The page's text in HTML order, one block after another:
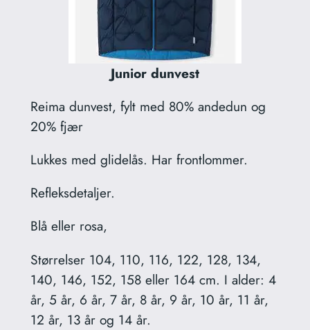
Junior dunvest
Reima dunvest, fylt med 80% andedun og
20% fjær
Lukkes med glidelås. Har frontlommer.
Refleksdetaljer.
Blå eller rosa,
Størrelser 104, 110, 116, 122, 128, 134,
140, 146, 152, 158 eller 164 cm. I alder: 4
år, 5 år, 6 år, 7 år, 8 år, 9 år, 10 år, 11 år,
12 år, 13 år og 14 år.